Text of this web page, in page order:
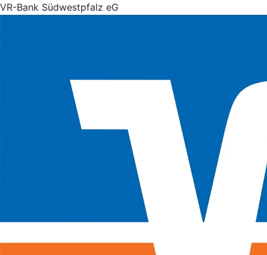
VR-Bank Südwestpfalz eG